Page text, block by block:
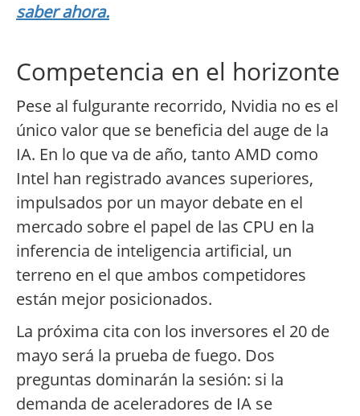
saber ahora.
Competencia en el horizonte
Pese al fulgurante recorrido, Nvidia no es el
único valor que se beneficia del auge de la
IA. En lo que va de año, tanto AMD como
Intel han registrado avances superiores,
impulsados por un mayor debate en el
mercado sobre el papel de las CPU en la
inferencia de inteligencia artificial, un
terreno en el que ambos competidores
están mejor posicionados.
La próxima cita con los inversores el 20 de
mayo será la prueba de fuego. Dos
preguntas dominarán la sesión: si la
demanda de aceleradores de IA se